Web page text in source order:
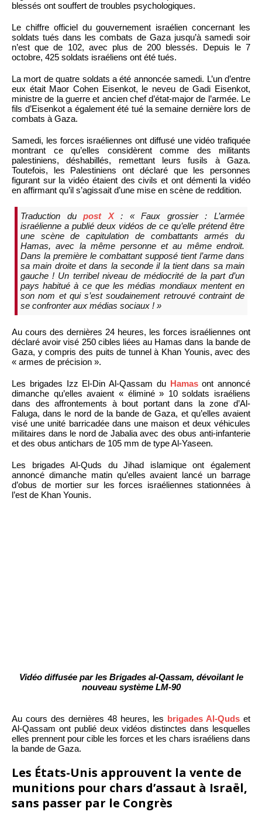
blessés ont souffert de troubles psychologiques.
Le chiffre officiel du gouvernement israélien concernant les
soldats tués dans les combats de Gaza jusqu’à samedi soir
n’est que de 102, avec plus de 200 blessés. Depuis le 7
octobre, 425 soldats israéliens ont été tués.
La mort de quatre soldats a été annoncée samedi. L’un d’entre
eux était Maor Cohen Eisenkot, le neveu de Gadi Eisenkot,
ministre de la guerre et ancien chef d’état-major de l’armée. Le
fils d’Eisenkot a également été tué la semaine dernière lors de
combats à Gaza.
Samedi, les forces israéliennes ont diffusé une vidéo trafiquée
montrant ce qu’elles considèrent comme des militants
palestiniens, déshabillés, remettant leurs fusils à Gaza.
Toutefois, les Palestiniens ont déclaré que les personnes
figurant sur la vidéo étaient des civils et ont démenti la vidéo
en affirmant qu’il s’agissait d’une mise en scène de reddition.
Traduction dupost X: « Faux grossier : L’armée
israélienne a publié deux vidéos de ce qu’elle prétend être
une scène de capitulation de combattants armés du
Hamas, avec la même personne et au même endroit.
Dans la première le combattant supposé tient l’arme dans
sa main droite et dans la seconde il la tient dans sa main
gauche ! Un terribel niveau de médiocrité de la part d’un
pays habitué à ce que les médias mondiaux mentent en
son nom et qui s’est soudainement retrouvé contraint de
se confronter aux médias sociaux ! »
Au cours des dernières 24 heures, les forces israéliennes ont
déclaré avoir visé 250 cibles liées au Hamas dans la bande de
Gaza, y compris des puits de tunnel à Khan Younis, avec des
« armes de précision ».
Les brigades Izz El-Din Al-Qassam du Hamasont annoncé
dimanche qu’elles avaient « éliminé » 10 soldats israéliens
dans des affrontements à bout portant dans la zone d’Al-
Faluga, dans le nord de la bande de Gaza, et qu’elles avaient
visé une unité barricadée dans une maison et deux véhicules
militaires dans le nord de Jabalia avec des obus anti-infanterie
et des obus antichars de 105 mm de type Al-Yaseen.
Les brigades Al-Quds du Jihad islamique ont également
annoncé dimanche matin qu’elles avaient lancé un barrage
d’obus de mortier sur les forces israéliennes stationnées à
l’est de Khan Younis.
Vidéo diffusée par les Brigades al-Qassam, dévoilant le
nouveau système LM-90
Au cours des dernières 48 heures, les brigades Al-Quds et
Al-Qassam ont publié deux vidéos distinctes dans lesquelles
elles prennent pour cible les forces et les chars israéliens dans
la bande de Gaza.
Les États-Unis approuvent la vente de
munitions pour chars d’assaut à Israël,
sans passer par le Congrès